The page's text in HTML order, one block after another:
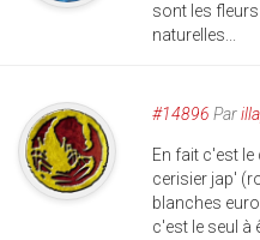
sont les
naturelles...
#14896 Par
En fait c'est
cerisier jap'
blanches
c'est le seul à